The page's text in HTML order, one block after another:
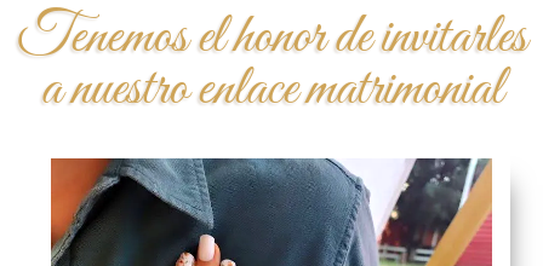
Tenemos el honor de invitarles
a nuestro enlace matrimonial